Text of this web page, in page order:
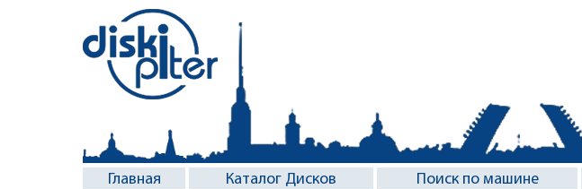
Главная Каталог Дисков Поиск по машине